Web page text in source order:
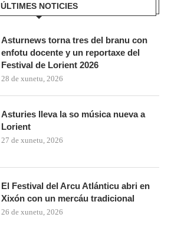
ÚLTIMES NOTICIES
Asturnews torna tres del branu con
enfotu docente y un reportaxe del
Festival de Lorient 2026
28 de xunetu, 2026
Asturies lleva la so música nueva a
Lorient
27 de xunetu, 2026
El Festival del Arcu Atlánticu abri en
Xixón con un mercáu tradicional
26 de xunetu, 2026